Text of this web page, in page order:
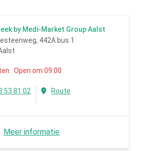
by Medi-Market Group Aalst
442A bus 1
Open om 09:00
53 81 02 Route
Meer informatie